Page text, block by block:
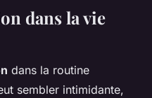
dans la vie
dans la routine
sembler intimidante,